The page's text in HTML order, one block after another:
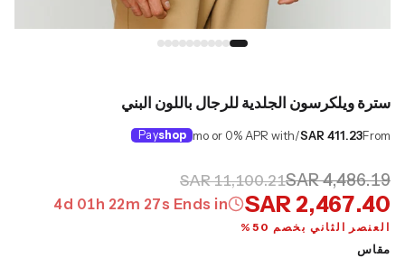
سترة ويلكرسون الجلدية للرجال باللون البني
From
SAR 411.23
/mo or 0% APR with
shop
Pay
SAR 4,486.19
SAR 11,100.21
SAR 2,467.40
Ends in
4d 01h 22m 26s
العنصر الثاني بخصم 50%
مقاس